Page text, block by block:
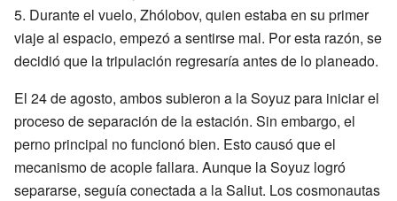
5. Durante el vuelo, Zhólobov, quien estaba en su primer
viaje al espacio, empezó a sentirse mal. Por esta razón, se
decidió que la tripulación regresaría antes de lo planeado.
El 24 de agosto, ambos subieron a la Soyuz para iniciar el
proceso de separación de la estación. Sin embargo, el
perno principal no funcionó bien. Esto causó que el
mecanismo de acople fallara. Aunque la Soyuz logró
separarse, seguía conectada a la Saliut. Los cosmonautas